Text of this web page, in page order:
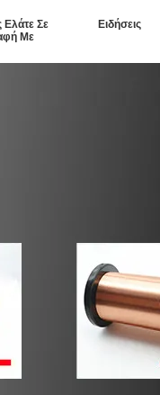
Ελάτε Σε
Με
Ειδήσεις